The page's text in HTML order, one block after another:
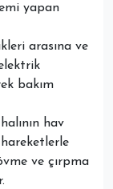
yapan
arasına ve
bakım
hav
ve çırpma